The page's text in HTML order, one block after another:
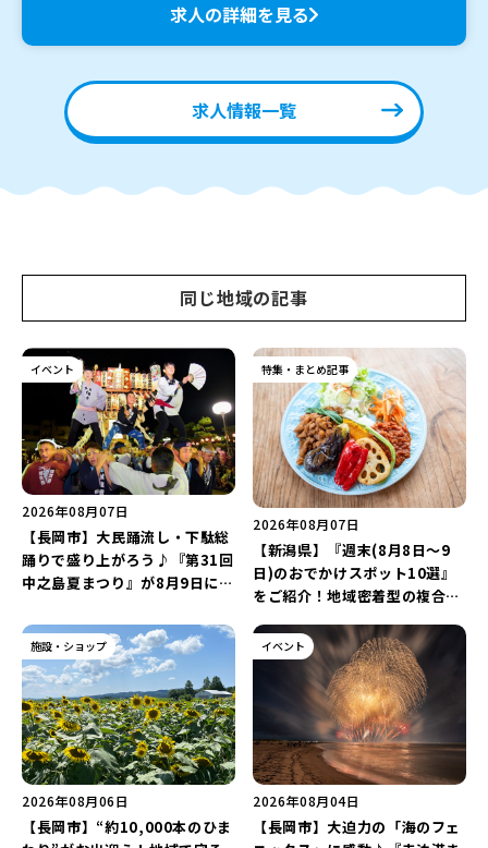
求人の詳細を見る
求人情報一覧
同じ地域の記事
イベント
2026年08月07日
【長岡市】大民踊流し・下駄総
踊りで盛り上がろう♪『第31回
中之島夏まつり』が8月9日に開
手”のシュート対決は必見♪
特集・まとめ記事
2026年08月07日
【新潟県】『週末(8月8日～9
日)のおでかけスポット10選』
をご紹介！地域密着型の複合施
ナ丸大新潟のサマーフェスタ
2026」がおすすめ♪
施設・ショップ
2026年08月06日
【長岡市】“約10,000本のひま
イベント
2026年08月04日
【長岡市】大迫力の「海のフェ